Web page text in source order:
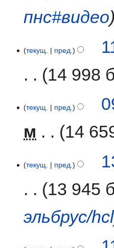
пнс#видео
июнятекущ. пред.
14 998
текущ. пред.
м
14
июнятекущ. пред.
13 945
эльбрус/hcl